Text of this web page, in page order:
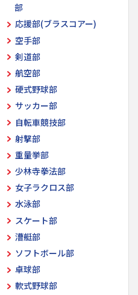
部
応援部(ブラスコアー)
空手部
剣道部
航空部
硬式野球部
サッカー部
自転車競技部
射撃部
重量挙部
少林寺拳法部
女子ラクロス部
水泳部
スケート部
漕艇部
ソフトボール部
卓球部
軟式野球部